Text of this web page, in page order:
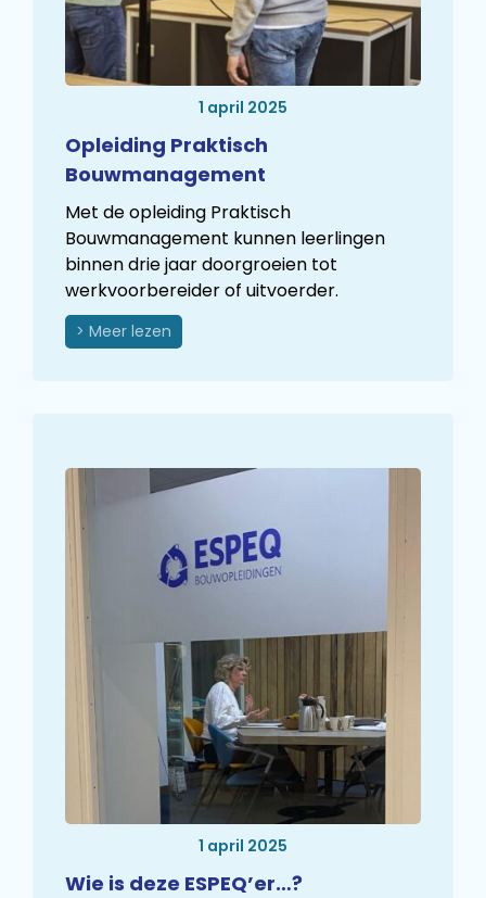
Opleiding Praktisch
Bouwmanagement
1 april 2025
Met de opleiding Praktisch
Bouwmanagement kunnen leerlingen
binnen drie jaar doorgroeien tot
werkvoorbereider of uitvoerder.
> Meer lezen
Wie is deze ESPEQ’er…?
1 april 2025